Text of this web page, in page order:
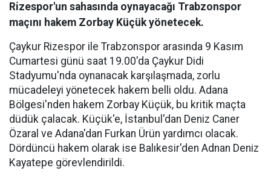
Rizespor'un sahasında oynayacağı Trabzonspor
maçını hakem Zorbay Küçük yönetecek.
Çaykur Rizespor ile Trabzonspor arasında 9 Kasım
Cumartesi günü saat 19.00'da Çaykur Didi
Stadyumu'nda oynanacak karşılaşmada, zorlu
mücadeleyi yönetecek hakem belli oldu. Adana
Bölgesi'nden hakem Zorbay Küçük, bu kritik maçta
düdük çalacak. Küçük'e, İstanbul'dan Deniz Caner
Özaral ve Adana'dan Furkan Ürün yardımcı olacak.
Dördüncü hakem olarak ise Balıkesir'den Adnan Deniz
Kayatepe görevlendirildi.